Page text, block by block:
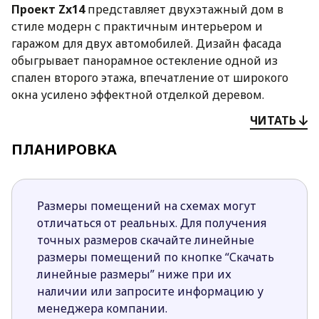
Проект Zx14представляет двухэтажный дом в
стиле модерн с практичным интерьером и
гаражом для двух автомобилей. Дизайн фасада
обыгрывает панорамное остекление одной из
спален второго этажа, впечатление от широкого
окна усилено эффектной отделкой деревом.
Новаторская форма объекта, который как бы собран
из отдельных блоков, дополняется изящным
оформлением входной группы.
светом открытая гостиная, которая зрительно
расширена за счёт примыкающего просторного
холла. Кухня соединена со столовой. Панорамное
остекление, выход на террасу, камин, устроенный
так, что пламя будет видно со всех уголков
гостиной, делают зону отдыха идеальным местом
для релаксации. Между кухней и прихожей
предусмотрено отдельное помещение, через
ЧИТАТЬ
ПЛАНИРОВКА
Размеры помещений на схемах могут
отличаться от реальных. Для получения
точных размеров скачайте линейные
размеры помещений по кнопке “Скачать
линейные размеры” ниже при их
наличии или запросите информацию у
менеджера компании.